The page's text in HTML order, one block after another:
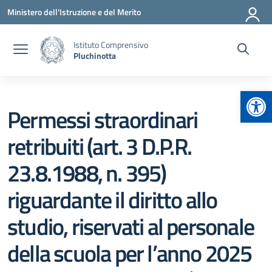
Vai ai contenuti
Vai al menu di navigazione
Vai al footer
Ministero dell'Istruzione e del Merito
Istituto Comprensivo
Pluchinotta
Permessi straordinari
retribuiti (art. 3 D.P.R.
23.8.1988, n. 395)
riguardante il diritto allo
studio, riservati al personale
della scuola per l’anno 2025